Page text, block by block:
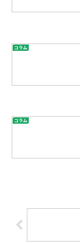
コラム
コラム